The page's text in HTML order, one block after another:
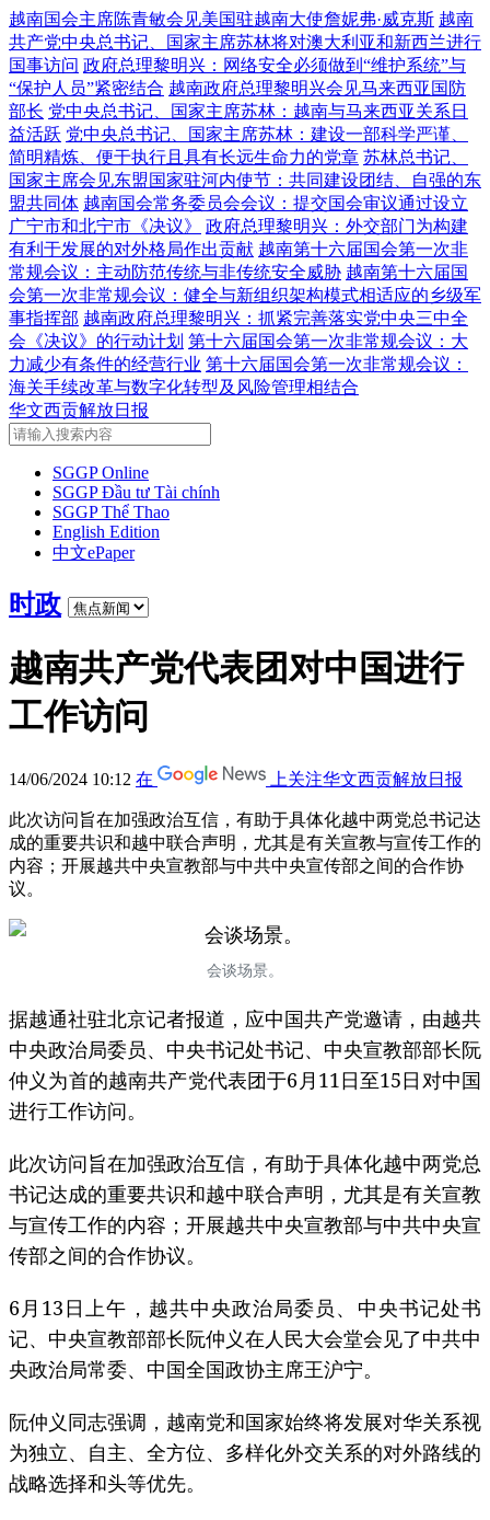
越南国会主席陈青敏会见美国驻越南大使詹妮弗·威克斯 越南
共产党中央总书记、国家主席苏林将对澳大利亚和新西兰进行
国事访问 政府总理黎明兴：网络安全必须做到“维护系统”与
“保护人员”紧密结合 越南政府总理黎明兴会见马来西亚国防
部长 党中央总书记、国家主席苏林：越南与马来西亚关系日
益活跃 党中央总书记、国家主席苏林：建设一部科学严谨、
简明精炼、便于执行且具有长远生命力的党章 苏林总书记、
国家主席会见东盟国家驻河内使节：共同建设团结、自强的东
盟共同体 越南国会常务委员会会议：提交国会审议通过设立
广宁市和北宁市《决议》
政府总理黎明兴：外交部门为构建
有利于发展的对外格局作出贡献 越南第十六届国会第一次非
常规会议：主动防范传统与非传统安全威胁 越南第十六届国
会第一次非常规会议：健全与新组织架构模式相适应的乡级军
事指挥部 越南政府总理黎明兴：抓紧完善落实党中央三中全
会《决议》的行动计划 第十六届国会第一次非常规会议：大
力减少有条件的经营行业 第十六届国会第一次非常规会议：
海关手续改革与数字化转型及风险管理相结合
华文西贡解放日报
SGGP Online
SGGP Đầu tư Tài chính
SGGP Thể Thao
English Edition
中文ePaper
时政
越南共产党代表团对中国进行
工作访问
14/06/2024 10:12 在 上关注华文西贡解放日报
此次访问旨在加强政治互信，有助于具体化越中两党总书记达
成的重要共识和越中联合声明，尤其是有关宣教与宣传工作的
内容；开展越共中央宣教部与中共中央宣传部之间的合作协
议。
会谈场景。
据越通社驻北京记者报道，应中国共产党邀请，由越共
中央政治局委员、中央书记处书记、中央宣教部部长阮
仲义为首的越南共产党代表团于6月11日至15日对中国
进行工作访问。
此次访问旨在加强政治互信，有助于具体化越中两党总
书记达成的重要共识和越中联合声明，尤其是有关宣教
与宣传工作的内容；开展越共中央宣教部与中共中央宣
传部之间的合作协议。
6月13日上午，越共中央政治局委员、中央书记处书
记、中央宣教部部长阮仲义在人民大会堂会见了中共中
央政治局常委、中国全国政协主席王沪宁。
阮仲义同志强调，越南党和国家始终将发展对华关系视
为独立、自主、全方位、多样化外交关系的对外路线的
战略选择和头等优先。